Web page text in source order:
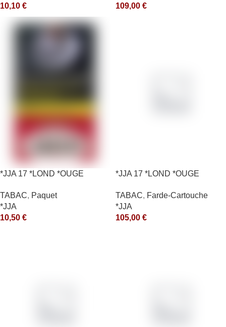
10,10 €
109,00 €
*JJA 17 *LOND *OUGE
TABAC, Paquet
*JJA
10,50 €
*JJA 17 *LOND *OUGE
TABAC, Farde-Cartouche
*JJA
105,00 €